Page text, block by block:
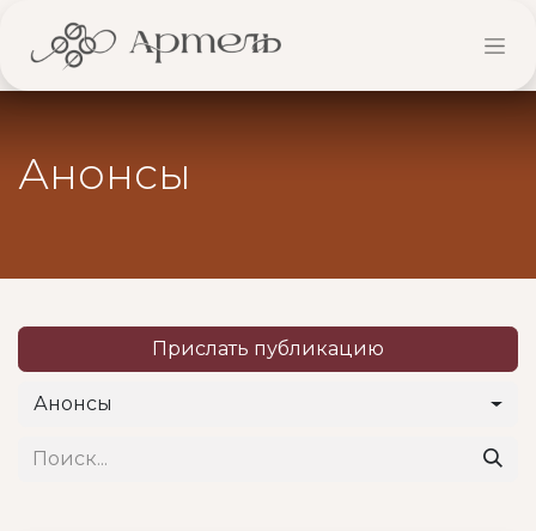
Анонсы
Анонсы
Прислать публикацию